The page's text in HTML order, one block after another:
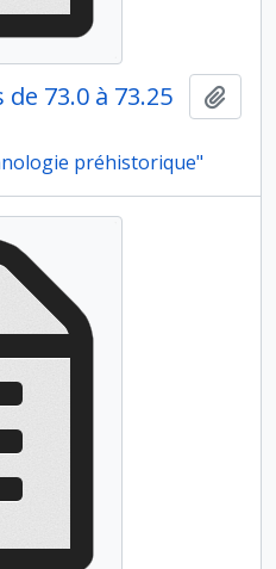
73.0 à 73.25
préhistorique"